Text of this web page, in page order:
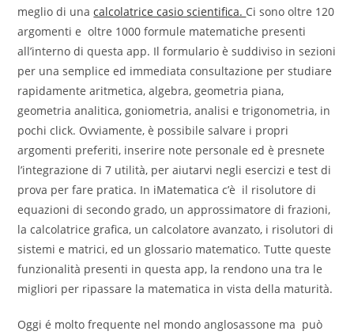
meglio di unacalcolatrice casio scientifica. Ci sono oltre 120
argomenti e oltre 1000 formule matematiche presenti
all’interno di questa app. Il formulario è suddiviso in sezioni
per una semplice ed immediata consultazione per studiare
rapidamente aritmetica, algebra, geometria piana,
geometria analitica, goniometria, analisi e trigonometria, in
pochi click. Ovviamente, è possibile salvare i propri
argomenti preferiti, inserire note personale ed è presnete
l’integrazione di 7 utilità, per aiutarvi negli esercizi e test di
prova per fare pratica. In iMatematica c’è il risolutore di
equazioni di secondo grado, un approssimatore di frazioni,
la calcolatrice grafica, un calcolatore avanzato, i risolutori di
sistemi e matrici, ed un glossario matematico. Tutte queste
funzionalità presenti in questa app, la rendono una tra le
migliori per ripassare la matematica in vista della maturità.
Oggi é molto frequente nel mondo anglosassone ma può